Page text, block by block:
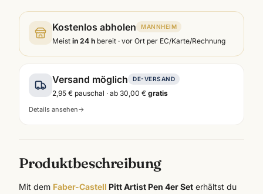
Kostenlos abholen MANNHEIM
Meist in 24 h bereit · vor Ort per EC/Karte/Rechnung
Versand möglich DE-VERSAND
2,95 € pauschal · ab 30,00 € gratis
Details ansehen→
Produktbeschreibung
Mit dem Faber-Castell Pitt Artist Pen 4er Set erhältst du